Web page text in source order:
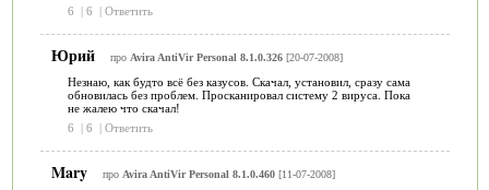
6
| 6 | Ответить
Юрий про Avira AntiVir Personal 8.1.0.326[20-07-2008]
Незнаю, как будто всё без казусов. Скачал, установил, сразу сама
обновилась без проблем. Просканировал систему 2 вируса. Пока
не жалею что скачал!
6
| 6 | Ответить
Mary про Avira AntiVir Personal 8.1.0.460[11-07-2008]